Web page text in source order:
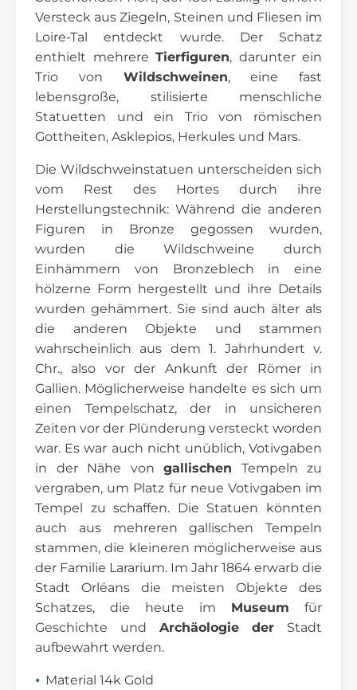
Versteck aus Ziegeln, Steinen und Fliesen im
Loire-Tal entdeckt wurde. Der Schatz
enthielt mehrere Tierfiguren, darunter ein
Trio von Wildschweinen, eine fast
lebensgroße, stilisierte menschliche
Statuetten und ein Trio von römischen
Gottheiten, Asklepios, Herkules und Mars.
Die Wildschweinstatuen unterscheiden sich
vom Rest des Hortes durch ihre
Herstellungstechnik: Während die anderen
Figuren in Bronze gegossen wurden,
wurden die Wildschweine durch
Einhämmern von Bronzeblech in eine
hölzerne Form hergestellt und ihre Details
wurden gehämmert. Sie sind auch älter als
die anderen Objekte und stammen
wahrscheinlich aus dem 1. Jahrhundert v.
Chr., also vor der Ankunft der Römer in
Gallien. Möglicherweise handelte es sich um
einen Tempelschatz, der in unsicheren
Zeiten vor der Plünderung versteckt worden
war. Es war auch nicht unüblich, Votivgaben
in der Nähe von gallischen Tempeln zu
vergraben, um Platz für neue Votivgaben im
Tempel zu schaffen. Die Statuen könnten
auch aus mehreren gallischen Tempeln
stammen, die kleineren möglicherweise aus
der Familie Lararium. Im Jahr 1864 erwarb die
Stadt Orléans die meisten Objekte des
Schatzes, die heute im Museum für
Geschichte und Archäologie der Stadt
aufbewahrt werden.
Material 14k Gold